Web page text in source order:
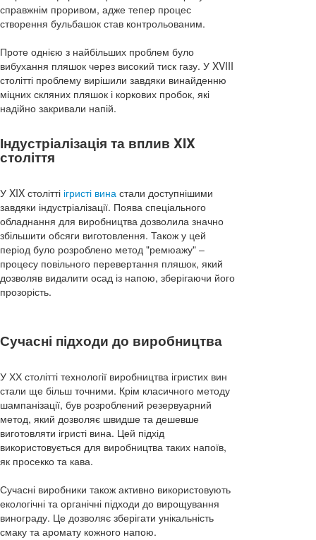
справжнім проривом, адже тепер процес
створення бульбашок став контрольованим.
Проте однією з найбільших проблем було
вибухання пляшок через високий тиск газу. У XVIII
столітті проблему вирішили завдяки винайденню
міцних скляних пляшок і коркових пробок, які
надійно закривали напій.
Індустріалізація та вплив XIX
століття
У XIX столітті ігристі вина стали доступнішими
завдяки індустріалізації. Поява спеціального
обладнання для виробництва дозволила значно
збільшити обсяги виготовлення. Також у цей
період було розроблено метод "ремюажу" –
процесу повільного перевертання пляшок, який
дозволяв видалити осад із напою, зберігаючи його
прозорість.
Сучасні підходи до виробництва
У ХХ столітті технології виробництва ігристих вин
стали ще більш точними. Крім класичного методу
шампанізації, був розроблений резервуарний
метод, який дозволяє швидше та дешевше
виготовляти ігристі вина. Цей підхід
використовується для виробництва таких напоїв,
як просекко та кава.
Сучасні виробники також активно використовують
екологічні та органічні підходи до вирощування
винограду. Це дозволяє зберігати унікальність
смаку та аромату кожного напою.